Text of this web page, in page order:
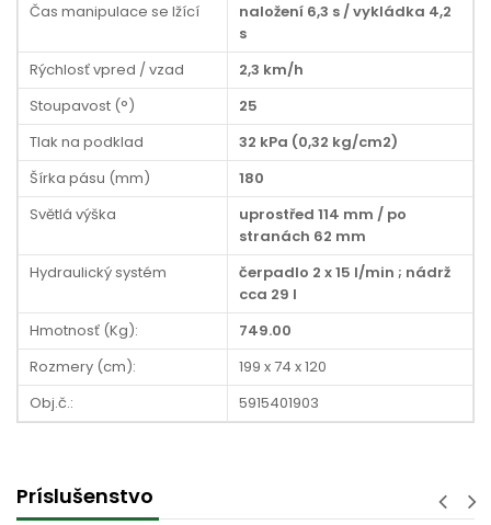
Čas manipulace se lžící
naložení 6,3 s / vykládka 4,2
s
Rýchlosť vpred / vzad
2,3 km/h
Stoupavost (°)
25
Tlak na podklad
32 kPa (0,32 kg/cm2)
Šírka pásu (mm)
180
Světlá výška
uprostřed 114 mm / po
stranách 62 mm
Hydraulický systém
čerpadlo 2 x 15 l/min ; nádrž
cca 29 l
Hmotnosť (Kg):
749.00
Rozmery (cm):
199 x 74 x 120
Obj.č.:
5915401903
Príslušenstvo